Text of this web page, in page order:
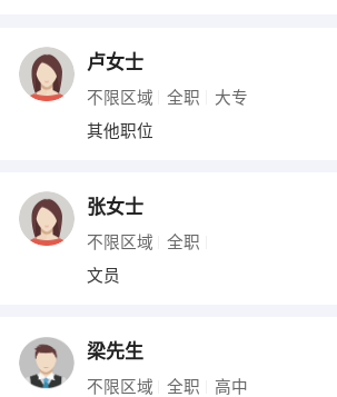
收银员
水电/机修
编辑
其他职位
卢女士
不限区域 全职 大专
其他职位
张女士
不限区域 全职
文员
梁先生
不限区域 全职 高中